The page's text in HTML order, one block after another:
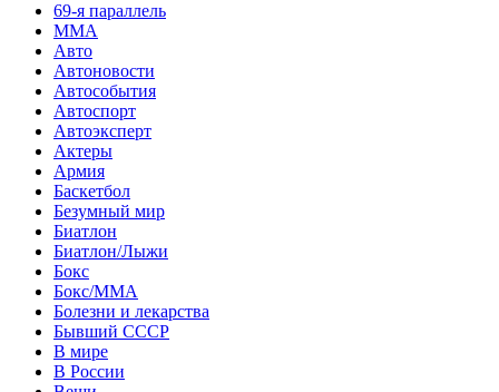
69-я параллель
MMA
Авто
Автоновости
Автособытия
Автоспорт
Автоэксперт
Актеры
Армия
Баскетбол
Безумный мир
Биатлон
Биатлон/Лыжи
Бокс
Бокс/MMA
Болезни и лекарства
Бывший СССР
В мире
В России